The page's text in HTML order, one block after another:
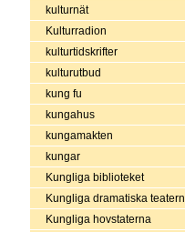
kulturnät
Kulturradion
kulturtidskrifter
kulturutbud
kung fu
kungahus
kungamakten
kungar
Kungliga biblioteket
Kungliga dramatiska teatern
Kungliga hovstaterna